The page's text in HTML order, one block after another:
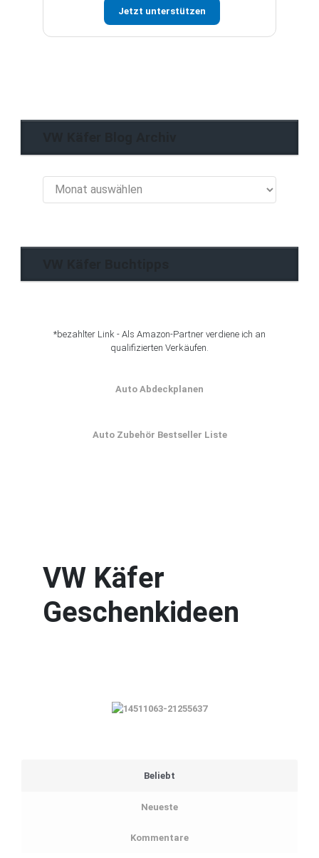
Jetzt unterstützen
Käfer
*bezahlter Link - Als Amazon-Partner verdiene ich an
qualifizierten Verkäufen.
Auto Abdeckplanen
Auto Zubehör Bestseller Liste
VW Käfer
Geschenkideen
Beliebt
Neueste
Kommentare